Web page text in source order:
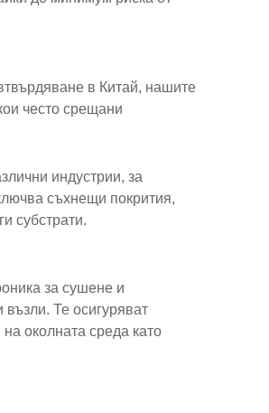
в Китай, нашите
често срещани
индустрии, за
съхнещи покрития,
субстрати.
за сушене и
Те осигуряват
околната среда като